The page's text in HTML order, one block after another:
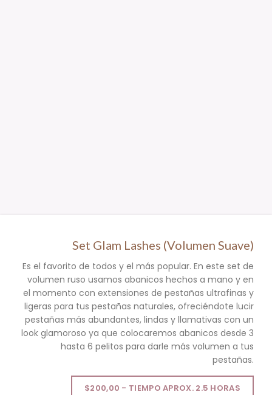
Set Glam Lashes (Volumen Suave)
Es el favorito de todos y el más popular. En este set de
volumen ruso usamos abanicos hechos a mano y en
el momento con extensiones de pestañas ultrafinas y
ligeras para tus pestañas naturales, ofreciéndote lucir
pestañas más abundantes, lindas y llamativas con un
look glamoroso ya que colocaremos abanicos desde 3
hasta 6 pelitos para darle más volumen a tus
pestañas.
$200,00 - TIEMPO APROX. 2.5 HORAS